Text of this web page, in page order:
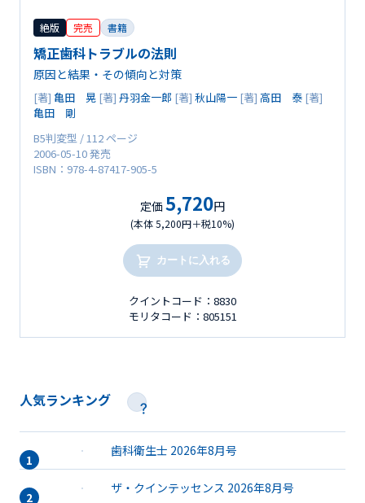
絶版 完売 書籍
矯正歯科トラブルの法則
原因と結果・その傾向と対策
[著] 亀田 晃 [著] 丹羽金一郎 [著] 秋山陽一 [著] 高田 泰 [著]
亀田 剛
B5判変型 / 112 ページ
2006-05-10 発売
ISBN：978-4-87417-905-5
定価 5,720円
(本体 5,200円＋税10%)
カートに入れる
クイントコード：8830
モリタコード：805151
人気ランキング
歯科衛生士 2026年8月号
ザ・クインテッセンス 2026年8月号